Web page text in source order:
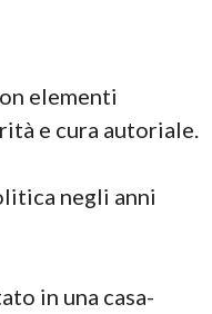
elementi
e cura autoriale.
negli anni
in una casa-